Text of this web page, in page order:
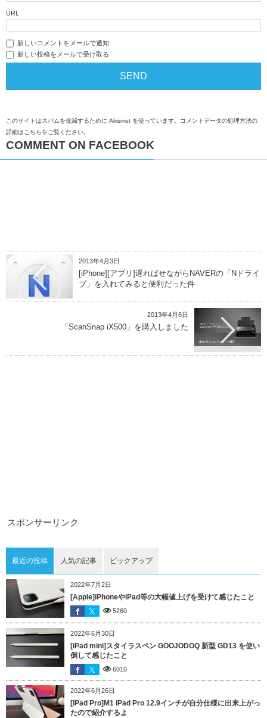
URL
新しいコメントをメールで通知
新しい投稿をメールで受け取る
このサイトはスパムを低減するために Akismet を使っています。 コメントデータの処理方法の
詳細はこちらをご覧ください。
COMMENT ON FACEBOOK
2013年4月3日
[iPhone][アプリ]遅ればせながらNAVERの「Nドライ
ブ」を入れてみると便利だった件
2013年4月6日
「ScanSnap iX500」を購入しました
スポンサーリンク
最近の投稿 人気の記事 ピックアップ
2022年7月2日
[Apple]iPhoneやiPad等の大幅値上げを受けて感じたこと
5260
2022年6月30日
[iPad mini]スタイラスペン GOOJODOQ 新型 GD13 を使い
倒して感じたこと
6010
2022年6月26日
[iPad Pro]M1 iPad Pro 12.9インチが自分仕様に出来上がっ
たので紹介するよ